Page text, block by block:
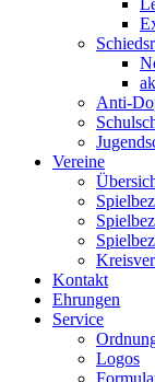
Anti-
Vereine
Kontakt
Ehrungen
Service
Logos